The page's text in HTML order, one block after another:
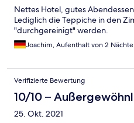
Nettes Hotel, gutes
Lediglich die Teppiche in den
"durchgereinigt" werden.
Joachim, Aufenthalt von 2
Verifizierte Bewertung
10/10 –
25. Okt. 2021